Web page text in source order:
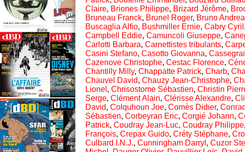
Claire, Briones Philippe, Brizard Jérôme,
Bruneau Franck, Brunel Roger, Bruno Andrea
Buscaglia Alfio, Bushmiller Ernie, Cabry Cyril ,
Campbell Eddie, Camuncoli Giuseppe,
Carlotti Barbara, Carnettistes tribulants,
Casini Stefano, Casotto Giovanna,
Cazenove Christophe, Cestac Florence,
Chantilly Milly, Chappatte Patrick, Charb,
Chauvel David, Chauzy Jean-Christophe,
Lionel , Chrisostome Sébastien, Christin
Serge, Clément Alain, Clérisse Alexandre,
David, Colquhoun Joe, Comès Didier,
Sébastien, Corbeyran Eric, Corgié Johann,
Patrick, Coudray Jean-Luc, Coudray Philippe,
François, Crepax Guido, Créty Stéphane,
Culbard I.N.J., Cunningham Darryl , Cuzor